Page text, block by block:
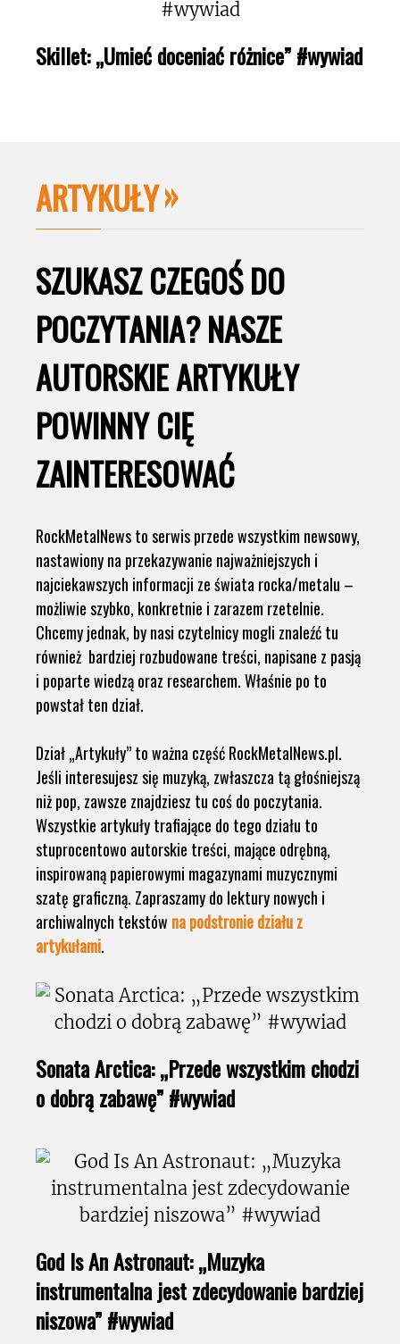
Skillet: „Umieć doceniać różnice” #wywiad
ARTYKUŁY
SZUKASZ CZEGOŚ DO
POCZYTANIA? NASZE
AUTORSKIE ARTYKUŁY
POWINNY CIĘ
ZAINTERESOWAĆ
RockMetalNews to serwis przede wszystkim newsowy,
nastawiony na przekazywanie najważniejszych i
najciekawszych informacji ze świata rocka/metalu –
możliwie szybko, konkretnie i zarazem rzetelnie.
Chcemy jednak, by nasi czytelnicy mogli znaleźć tu
również bardziej rozbudowane treści, napisane z pasją
i poparte wiedzą oraz researchem. Właśnie po to
powstał ten dział.
Dział „Artykuły” to ważna część RockMetalNews.pl.
Jeśli interesujesz się muzyką, zwłaszcza tą głośniejszą
niż pop, zawsze znajdziesz tu coś do poczytania.
Wszystkie artykuły trafiające do tego działu to
stuprocentowo autorskie treści, mające odrębną,
inspirowaną papierowymi magazynami muzycznymi
szatę graficzną. Zapraszamy do lektury nowych i
archiwalnych tekstów na podstronie działu z
artykułami.
Sonata Arctica: „Przede wszystkim chodzi
o dobrą zabawę” #wywiad
God Is An Astronaut: „Muzyka
instrumentalna jest zdecydowanie bardziej
niszowa” #wywiad